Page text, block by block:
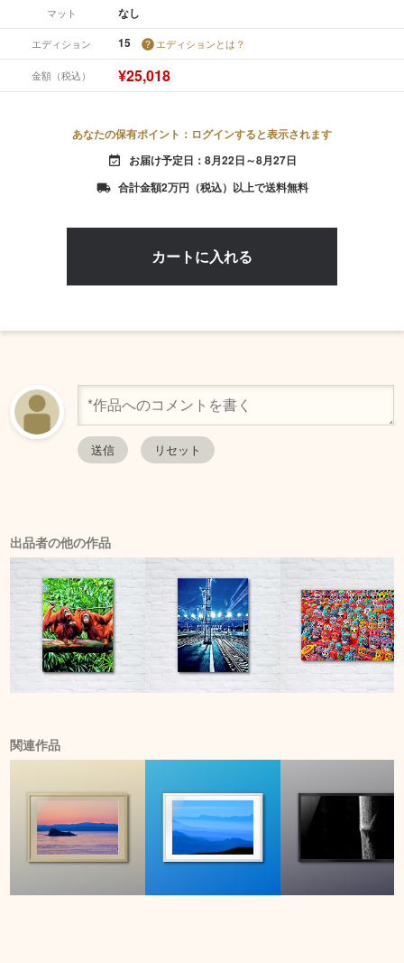
マット なし
エディション 15 エディションとは？
金額（税込） ¥25,018
あなたの保有ポイント：ログインすると表示されます
event_available お届け予定日：8月22日～8月27日
local_shipping 合計金額2万円（税込）以上で送料無料
出品者の他の作品
関連作品